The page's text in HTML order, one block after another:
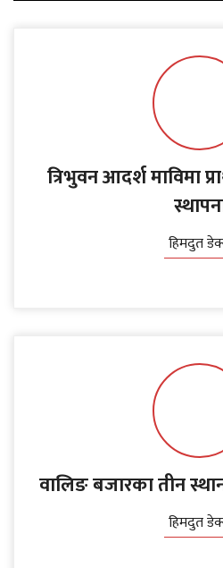
त्रिभुवन आदर्श माविमा
हिमदुत
वालिङ बजारका तीन
हिमदुत